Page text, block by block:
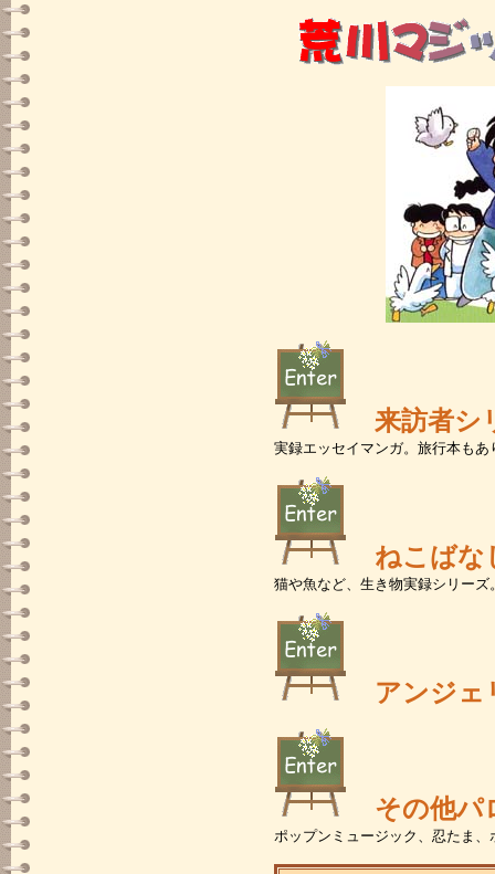
来訪者シ
実録エッセイマンガ。旅行本もあ
ねこばな
猫や魚など、生き物実録シリー
アンジェ
その他パ
ポップンミュージック、忍たま、